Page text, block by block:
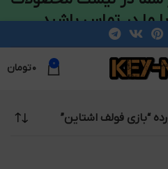
0 ۰تومان
“بازی فولف اشتاین”
ما در تماس باشید